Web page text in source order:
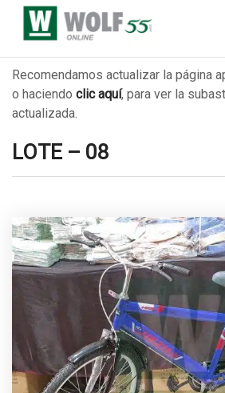
Recomendamos actualizar la página
o haciendo clic aquí, para ver la
actualizada.
LOTE – 08